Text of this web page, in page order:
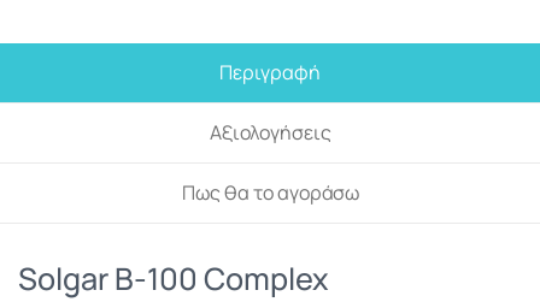
Περιγραφή
Αξιολογήσεις
Πως θα το αγοράσω
SolgarB-100 Complex